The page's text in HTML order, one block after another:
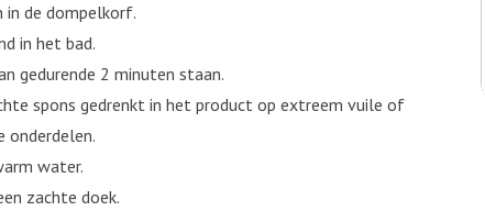
in de dompelkorf.
in het bad.
gedurende 2 minuten staan.
spons gedrenkt in het product op extreem vuile of
onderdelen.
water.
zachte doek.